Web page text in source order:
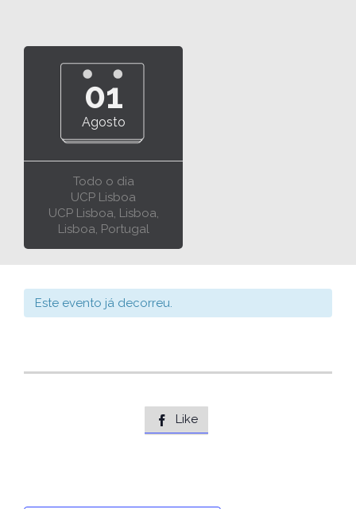
01
Agosto
Todo o dia
UCP Lisboa
UCP Lisboa, Lisboa,
Lisboa, Portugal
Este evento já decorreu.
 Like